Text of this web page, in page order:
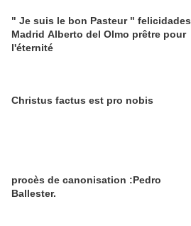
" Je suis le bon Pasteur " felicidades
Madrid Alberto del Olmo prêtre pour
l'éternité
Christus factus est pro nobis
procès de canonisation :Pedro
Ballester.